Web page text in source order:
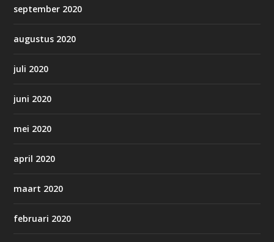
september 2020
augustus 2020
juli 2020
juni 2020
mei 2020
april 2020
maart 2020
februari 2020